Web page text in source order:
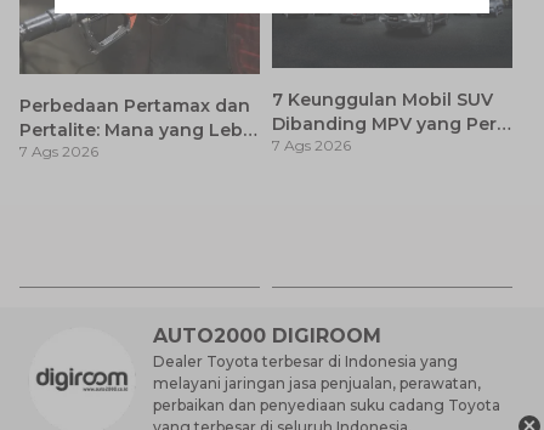
Perbedaan Pertamax dan
Pertalite: Mana yang Lebih
Baik untuk Mobil Toyota
7 Ags 2026
7 Keunggulan Mobil SUV
Dibanding MPV yang Perlu
Anda Ketahui
7 Ags 2026
AUTO2000 DIGIROOM
Dealer Toyota terbesar di Indonesia yang
melayani jaringan jasa penjualan, perawatan,
perbaikan dan penyediaan suku cadang Toyota